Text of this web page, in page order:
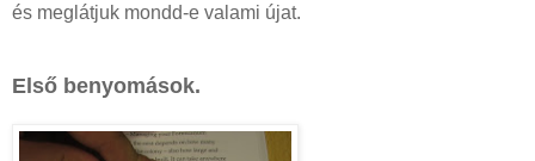
és meglátjuk mondd-e valami újat.
Első benyomások.